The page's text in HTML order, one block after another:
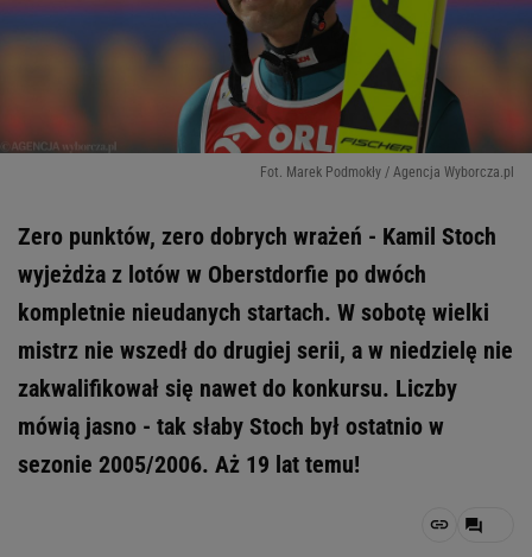
Fot. Marek Podmokły / Agencja Wyborcza.pl
Zero punktów, zero dobrych wrażeń - Kamil Stoch
wyjeżdża z lotów w Oberstdorfie po dwóch
kompletnie nieudanych startach. W sobotę wielki
mistrz nie wszedł do drugiej serii, a w niedzielę nie
zakwalifikował się nawet do konkursu. Liczby
mówią jasno - tak słaby Stoch był ostatnio w
sezonie 2005/2006. Aż 19 lat temu!